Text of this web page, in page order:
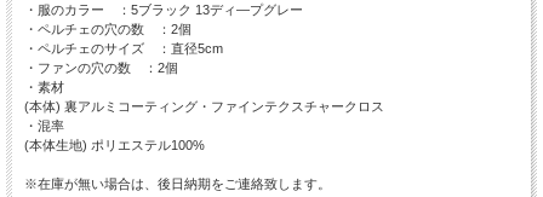
・服のカラー ：5ブラック 13ディ―プグレー
・ペルチェの穴の数 ：2個
・ペルチェのサイズ ：直径5cm
・ファンの穴の数 ：2個
・素材
(本体) 裏アルミコーティング・ファインテクスチャークロス
・混率
(本体生地) ポリエステル100%
※在庫が無い場合は、後日納期をご連絡致します。